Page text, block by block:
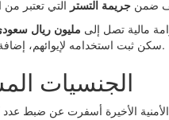
ضمن جريمة التستر
مالية تصل إلى مليون ريال
سكن ثبت استخدامه لإيوائهم، إضافة إلى التشهير عبر وسائل الإعلام.
الجنسيات